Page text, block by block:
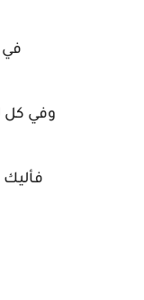
في
وفي كل
فأليك